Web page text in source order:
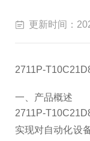
更新时间：
2711P-
一、产品概述
2711P-
实现对自动化设